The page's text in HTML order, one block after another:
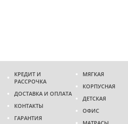
КРЕДИТ И
РАССРОЧКА
ДОСТАВКА И ОПЛАТА
КОНТАКТЫ
ГАРАНТИЯ
МЯГКАЯ
КОРПУСНАЯ
ДЕТСКАЯ
ОФИС